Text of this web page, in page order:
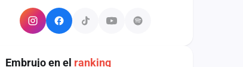
Embrujo en el ranking